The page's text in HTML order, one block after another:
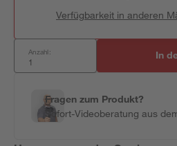
Verfügbarkeit in anderen
Anzahl: In
Fragen zum Produkt?
Sofort-Videoberatung aus